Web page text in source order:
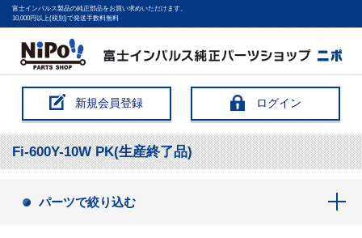
富士インパルス製品の純正部品をお買い求めいただけます。
10,000円以上(税別)で発送手数料無料
新規会員登録 ログイン
Fi-600Y-10W PK(生産終了品)
パーツで絞り込む